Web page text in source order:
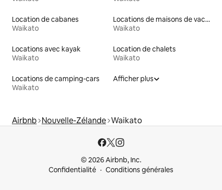
Location de cabanes
Waikato
Locations de maisons de vacances
Waikato
Locations avec kayak
Waikato
Location de chalets
Waikato
Locations de camping-cars
Waikato
Afficher plus
Airbnb Nouvelle-Zélande Waikato
© 2026 Airbnb, Inc.
Confidentialité
Conditions générales